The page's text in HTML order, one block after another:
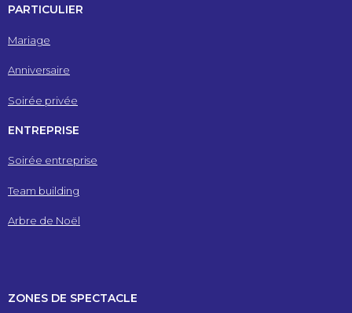
PARTICULIER
Mariage
Anniversaire
Soirée privée
ENTREPRISE
Soirée entreprise
Team building
Arbre de Noël
ZONES DE SPECTACLE